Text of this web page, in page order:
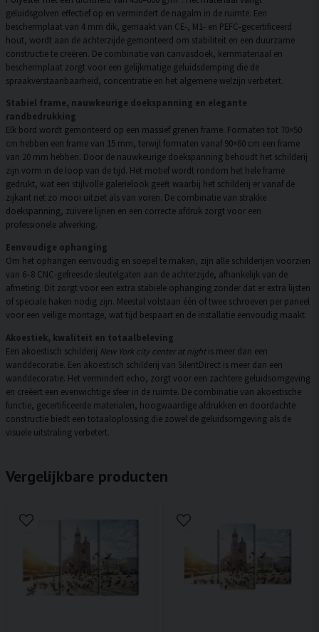
geluidsgolven effectief op en vermindert de nagalm in de ruimte. Een
beschermplaat van 4 mm dik, gemaakt van CE-, M1- en PEFC-gecertificeerd
hout, wordt aan de achterzijde gemonteerd om stabiliteit en een duurzame
constructie te creëren. De combinatie van canvasdoek, kernmateriaal en
beschermplaat zorgt voor een gelijkmatige geluidsdemping die de
spraakverstaanbaarheid, concentratie en het algemene welzijn verbetert.
Stabiel frame, nauwkeurige doekspanning en elegante
randbedrukking
Elk bord wordt gemonteerd op een massief grenen frame. Formaten tot 70×50
cm hebben een frame van 15 mm, terwijl formaten vanaf 90×60 cm een frame
van 20 mm hebben. Door de nauwkeurige doekspanning behoudt het schilderij
zijn vorm in de loop van de tijd. Het motief wordt rondom het hele frame
gedrukt, wat een stijlvolle galerielook geeft waarbij het schilderij er vanaf de
zijkant net zo mooi uitziet als van voren. De combinatie van strakke
doekspanning, zuivere lijnen en een correcte afdruk zorgt voor een
professionele afwerking.
Eenvoudige ophanging
Om het ophangen eenvoudig en soepel te maken, zijn alle schilderijen voorzien
van 6–8 CNC-gefreesde sleutelgaten aan de achterzijde, afhankelijk van de
afmeting. Dit zorgt voor een extra stabiele ophanging zonder dat er extra lijsten
of speciale haken nodig zijn. Meestal volstaan één of twee schroeven per paneel
voor een veilige montage, wat tijd bespaart en de installatie eenvoudig maakt.
Akoestiek, kwaliteit en totaalbeleving
Een akoestisch schilderij New York city center at nightis meer dan een
wanddecoratie. Een akoestisch schilderij van SilentDirect is meer dan een
wanddecoratie. Het vermindert echo, zorgt voor een zachtere geluidsomgeving
en creëert een evenwichtige sfeer in de ruimte. De combinatie van akoestische
functie, gecertificeerde materialen, hoogwaardige afdrukken en doordachte
constructie biedt een totaaloplossing die zowel de geluidsomgeving als de
visuele uitstraling verbetert.
Vergelijkbare producten